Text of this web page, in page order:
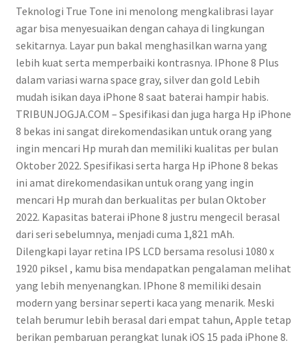
Teknologi True Tone ini menolong mengkalibrasi layar
agar bisa menyesuaikan dengan cahaya di lingkungan
sekitarnya. Layar pun bakal menghasilkan warna yang
lebih kuat serta memperbaiki kontrasnya. IPhone 8 Plus
dalam variasi warna space gray, silver dan gold Lebih
mudah isikan daya iPhone 8 saat baterai hampir habis.
TRIBUNJOGJA.COM – Spesifikasi dan juga harga Hp iPhone
8 bekas ini sangat direkomendasikan untuk orang yang
ingin mencari Hp murah dan memiliki kualitas per bulan
Oktober 2022. Spesifikasi serta harga Hp iPhone 8 bekas
ini amat direkomendasikan untuk orang yang ingin
mencari Hp murah dan berkualitas per bulan Oktober
2022. Kapasitas baterai iPhone 8 justru mengecil berasal
dari seri sebelumnya, menjadi cuma 1,821 mAh.
Dilengkapi layar retina IPS LCD bersama resolusi 1080 x
1920 piksel , kamu bisa mendapatkan pengalaman melihat
yang lebih menyenangkan. IPhone 8 memiliki desain
modern yang bersinar seperti kaca yang menarik. Meski
telah berumur lebih berasal dari empat tahun, Apple tetap
berikan pembaruan perangkat lunak iOS 15 pada iPhone 8.